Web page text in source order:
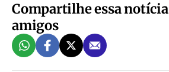
Compartilhe essa
amigos